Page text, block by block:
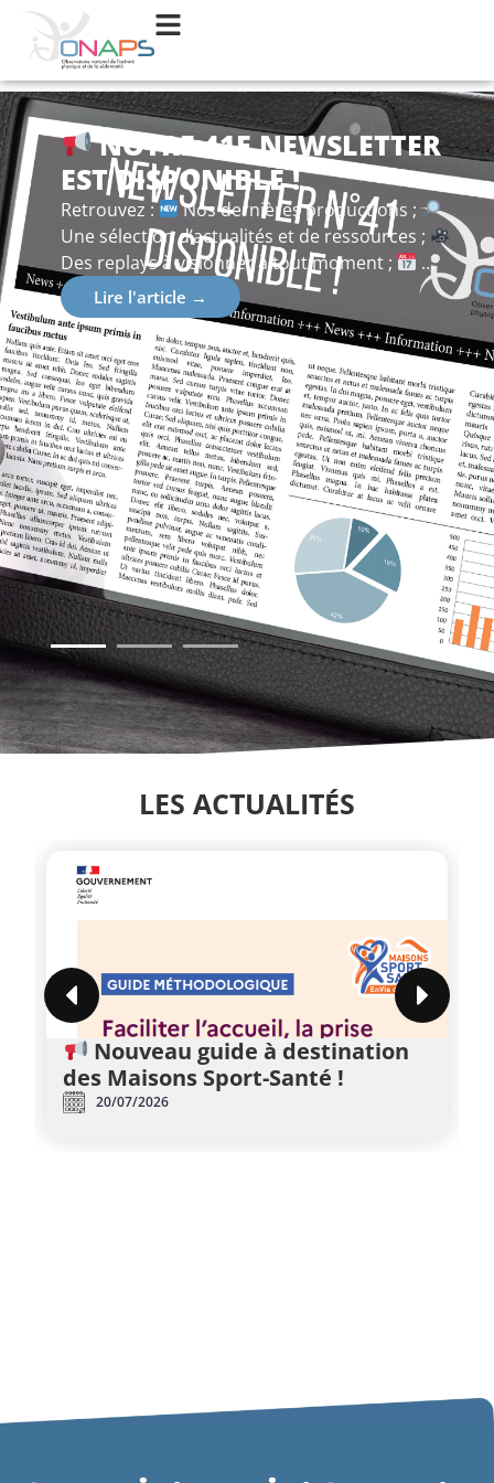
NOTRE 41E NEWSLETTER
EST DISPONIBLE !
Retrouvez :
Nos dernières productions ;
Une sélection d’actualités et de ressources ;
Des replays à visionner à tout moment ;
…
Lire l'article →
2 3
LES ACTUALITÉS
Nouveau guide à destination
des Maisons Sport-Santé !
20/07/2026